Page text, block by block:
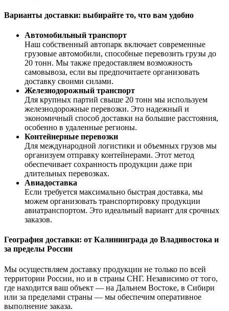
Варианты доставки: выбирайте то, что вам удобно
Автомобильный транспорт
Наш собственный автопарк включает современные
грузовые автомобили, способные перевозить грузы до
20 тонн. Мы также предоставляем возможность
самовывоза, если вы предпочитаете организовать
доставку своими силами.
Железнодорожный транспорт
Для крупных партий свыше 20 тонн мы используем
железнодорожные перевозки. Это надежный и
экономичный способ доставки на большие расстояния,
особенно в удаленные регионы.
Контейнерные перевозки
Для международной логистики и объемных грузов мы
организуем отправку контейнерами. Этот метод
обеспечивает сохранность продукции даже при
длительных перевозках.
Авиадоставка
Если требуется максимально быстрая доставка, мы
можем организовать транспортировку продукции
авиатранспортом. Это идеальный вариант для срочных
заказов.
География доставки: от Калининграда до Владивостока и
за пределы России
Мы осуществляем доставку продукции не только по всей
территории России, но и в страны СНГ. Независимо от того,
где находится ваш объект — на Дальнем Востоке, в Сибири
или за пределами страны — мы обеспечим оперативное
выполнение заказа.